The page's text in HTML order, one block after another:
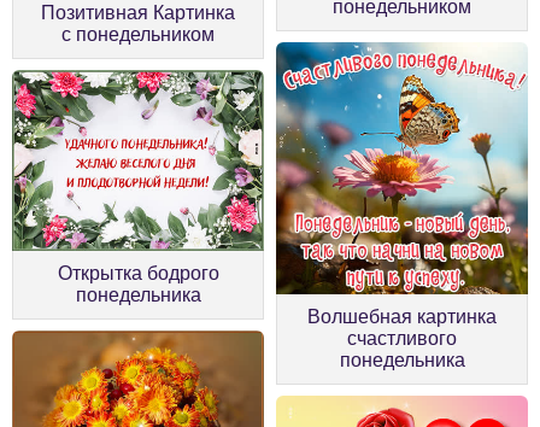
Позитивная Картинка
с понедельником
понедельником
Открытка бодрого
понедельника
Волшебная картинка
счастливого
понедельника